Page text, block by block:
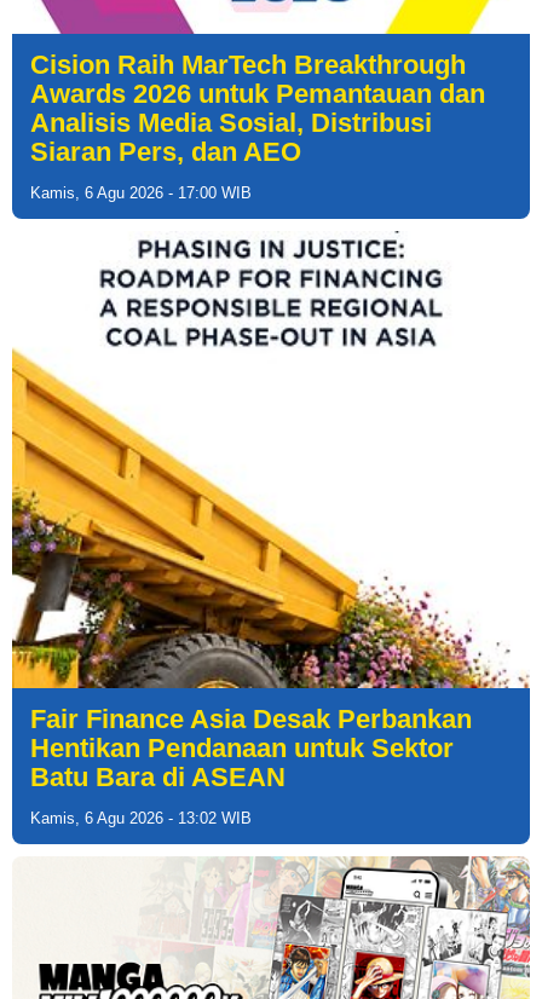
Cision Raih MarTech Breakthrough
Awards 2026 untuk Pemantauan dan
Analisis Media Sosial, Distribusi
Siaran Pers, dan AEO
Kamis, 6 Agu 2026 - 17:00 WIB
Fair Finance Asia Desak Perbankan
Hentikan Pendanaan untuk Sektor
Batu Bara di ASEAN
Kamis, 6 Agu 2026 - 13:02 WIB